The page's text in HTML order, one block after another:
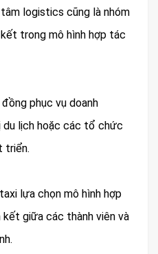
logistics cũng là nhóm
trong mô hình hợp tác
phục vụ doanh
du lịch hoặc các tổ chức
triển.
lựa chọn mô hình hợp
giữa các thành viên và